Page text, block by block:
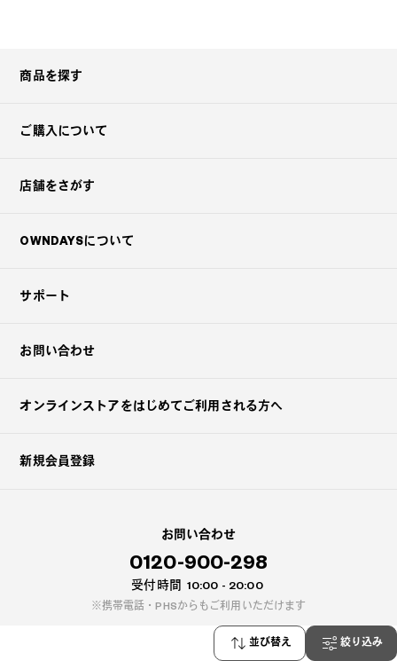
並び替え 絞り込み
商品を探す
ご購入について
店舗をさがす
OWNDAYSについて
サポート
お問い合わせ
オンラインストアをはじめてご利用される方へ
新規会員登録
お問い合わせ
0120-900-298
受付時間 10:00 - 20:00
携帯電話・PHSからもご利用いただけます
よくある質問はこちら